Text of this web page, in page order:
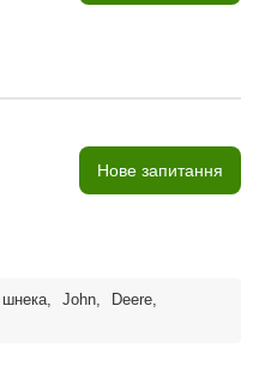
Нове запитання
шнека, John, Deere,